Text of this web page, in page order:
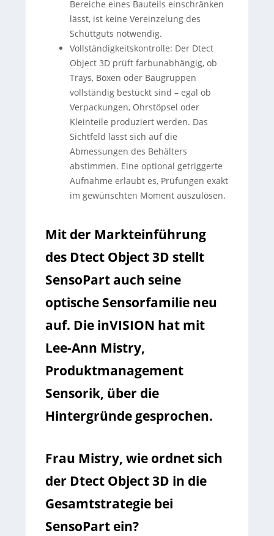
Bereiche eines Bauteils einschränken
lässt, ist keine Vereinzelung des
Schüttguts notwendig.
Vollständigkeitskontrolle: Der Dtect
Object 3D prüft farbunabhängig, ob
Trays, Boxen oder Baugruppen
vollständig bestückt sind – egal ob
Verpackungen, Ohrstöpsel oder
Kleinteile produziert werden. Das
Sichtfeld lässt sich auf die
Abmessungen des Behälters
abstimmen. Eine optional getriggerte
Aufnahme erlaubt es, Prüfungen exakt
im gewünschten Moment auszulösen.
Mit der Markteinführung
des Dtect Object 3D stellt
SensoPart auch seine
optische Sensorfamilie neu
auf. Die inVISION hat mit
Lee-Ann Mistry,
Produktmanagement
Sensorik, über die
Hintergründe gesprochen.
Frau Mistry, wie ordnet sich
der Dtect Object 3D in die
Gesamtstrategie bei
SensoPart ein?